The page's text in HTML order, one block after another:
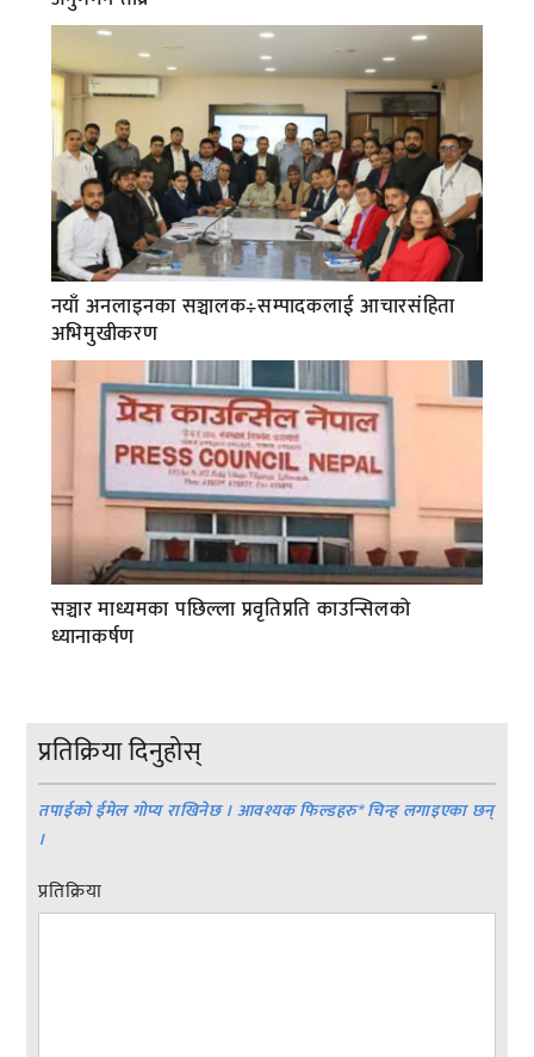
नयाँ अनलाइनका सञ्चालक÷सम्पादकलाई आचारसंहिता
अभिमुखीकरण
सञ्चार माध्यमका पछिल्ला प्रवृतिप्रति काउन्सिलको
ध्यानाकर्षण
प्रतिक्रिया दिनुहोस्
तपाईको ईमेल गोप्य राखिनेछ । आवश्यक फिल्डहरु*चिन्ह लगाइएका छन्
।
प्रतिक्रिया